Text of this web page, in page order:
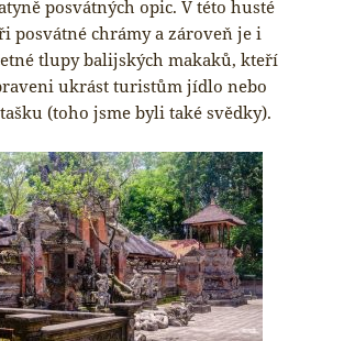
posvátných opic. V této husté
posvátné chrámy a zároveň je i
tlupy balijských makaků, kteří
ukrást turistům jídlo nebo
(toho jsme byli také svědky).